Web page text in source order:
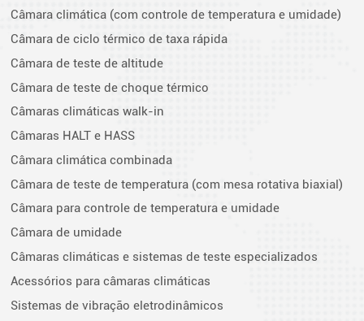
Câmara climática (com controle de temperatura e umidade)
Câmara de ciclo térmico de taxa rápida
Câmara de teste de altitude
Câmara de teste de choque térmico
Câmaras climáticas walk-in
Câmaras HALT e HASS
Câmara climática combinada
Câmara de teste de temperatura (com mesa rotativa biaxial)
Câmara para controle de temperatura e umidade
Câmara de umidade
Câmaras climáticas e sistemas de teste especializados
Acessórios para câmaras climáticas
Sistemas de vibração eletrodinâmicos